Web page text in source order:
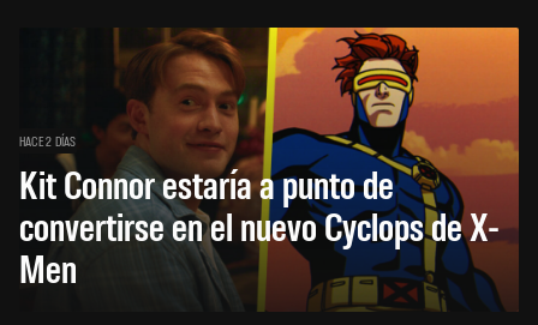
HACE 2 DÍAS
Kit Connor estaría a punto de
convertirse en el nuevo Cyclops de X-
Men